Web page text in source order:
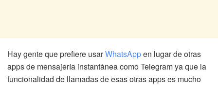
Hay gente que prefiere usarWhatsAppen lugar de otras
apps de mensajería instantánea como Telegram ya que la
funcionalidad de llamadas de esas otras apps es mucho